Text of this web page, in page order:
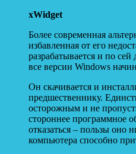
xWidget
Более современная
избавленная от его
разрабатывается и по
все версии Windows
Он скачивается и
предшественнику.
осторожным и не
стороннее программное
отказаться – пользы оно
компьютера способно